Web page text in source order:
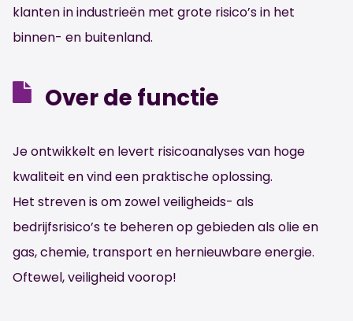
klanten in industrieën met grote risico’s in het
binnen- en buitenland.
Over de functie
Je ontwikkelt en levert risicoanalyses van hoge
kwaliteit en vind een praktische oplossing.
Het streven is om zowel veiligheids- als
bedrijfsrisico’s te beheren op gebieden als olie en
gas, chemie, transport en hernieuwbare energie.
Oftewel, veiligheid voorop!